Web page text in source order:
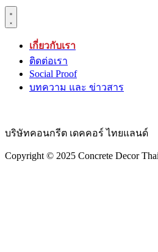
เกี่ยวกับเรา
ติดต่อเรา
Social Proof
บทความ และ ข่าวสาร
บริษัทคอนกรีต เดคคอร์ ไทยแลนด์
Copyright © 2025 Concrete Decor